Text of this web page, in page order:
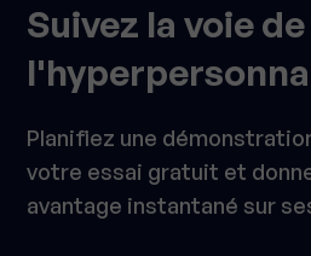
Suivez la voie de
Planifiez une
votre essai gratuit et
avantage instantané sur